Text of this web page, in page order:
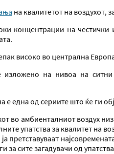
на квалитетот на воздухот,
концентрации на
високо во централна
на нивоа на ситни
е една од сериите што ќе ги
во амбиенталниот воздух
упатства за квалитет на
претставуваат
за сите загадувачи од